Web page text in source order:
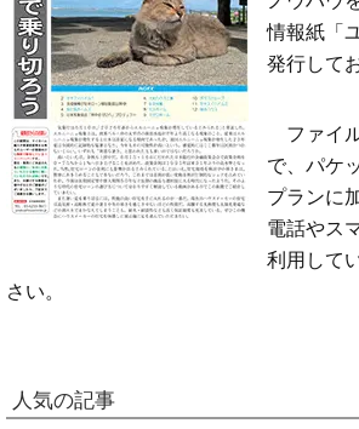
情報紙「
発行して
ファイ
で、パケ
プランに
電話やス
利用して
さい。
人気の記事